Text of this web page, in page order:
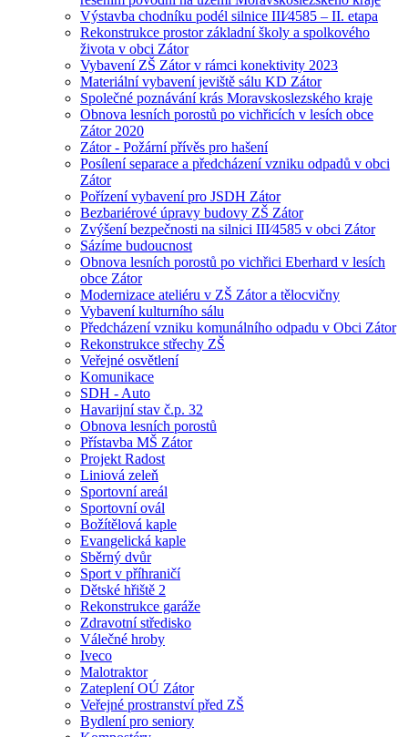
Výstavba chodníku podél silnice III⁄4585 – II. etapa
Rekonstrukce prostor základní školy a spolkového
života v obci Zátor
Vybavení ZŠ Zátor v rámci konektivity 2023
Materiální vybavení jeviště sálu KD Zátor
Společné poznávání krás Moravskoslezského kraje
Obnova lesních porostů po vichřicích v lesích obce
Zátor 2020
Zátor - Požární přívěs pro hašení
Posílení separace a předcházení vzniku odpadů v obci
Zátor
Pořízení vybavení pro JSDH Zátor
Bezbariérové úpravy budovy ZŠ Zátor
Zvýšení bezpečnosti na silnici III⁄4585 v obci Zátor
Sázíme budoucnost
Obnova lesních porostů po vichřici Eberhard v lesích
obce Zátor
Modernizace ateliéru v ZŠ Zátor a tělocvičny
Vybavení kulturního sálu
Předcházení vzniku komunálního odpadu v Obci Zátor
Rekonstrukce střechy ZŠ
Veřejné osvětlení
Komunikace
SDH - Auto
Havarijní stav č.p. 32
Obnova lesních porostů
Přístavba MŠ Zátor
Projekt Radost
Liniová zeleň
Sportovní areál
Sportovní ovál
Božítělová kaple
Evangelická kaple
Sběrný dvůr
Sport v příhraničí
Dětské hřiště 2
Rekonstrukce garáže
Zdravotní středisko
Válečné hroby
Iveco
Malotraktor
Zateplení OÚ Zátor
Veřejné prostranství před ZŠ
Bydlení pro seniory